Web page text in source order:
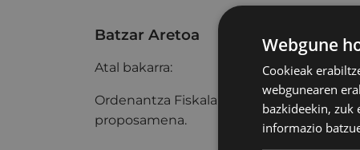
Batzar Aretoa
Atal bakarra:
Ordenantza Fiskalak eta Prezio
proposamena.
Webgune
Cookieak
webgunearen
bazkideekin, zuk
informazio